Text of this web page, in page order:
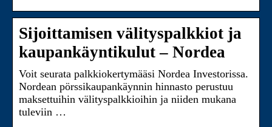
Sijoittamisen välityspalkkiot ja
kaupankäyntikulut – Nordea
Voit seurata palkkiokertymääsi Nordea Investorissa.
Nordean pörssikaupankäynnin hinnasto perustuu
maksettuihin välityspalkkioihin ja niiden mukana
tuleviin …